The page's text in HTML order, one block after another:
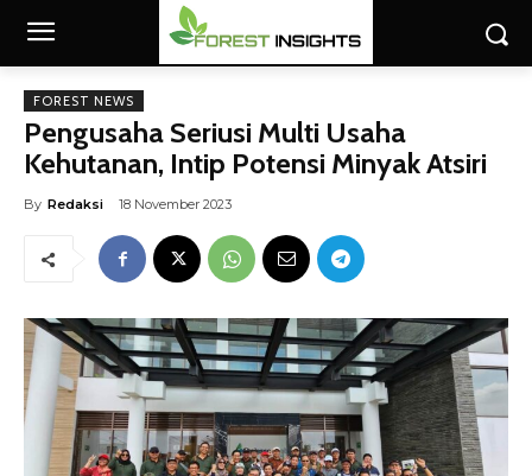
FOREST NEWS
Pengusaha Seriusi Multi Usaha
Kehutanan, Intip Potensi Minyak Atsiri
By Redaksi 18 November 2023